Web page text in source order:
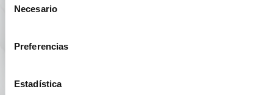
Necesario
Preferencias
Estadística